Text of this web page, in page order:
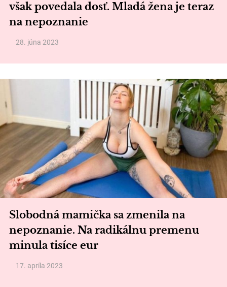
však povedala dosť. Mladá žena je teraz
na nepoznanie
28. júna 2023
Slobodná mamička sa zmenila na
nepoznanie. Na radikálnu premenu
minula tisíce eur
17. apríla 2023